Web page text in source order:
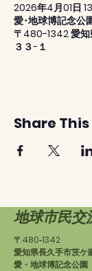
2026年4月01日
愛･地球博記念公
〒480-1342 愛知
３３−１
Share
地球市民交
〒480‐1342
愛知県長久手市茨ケ
愛・地球博記念公